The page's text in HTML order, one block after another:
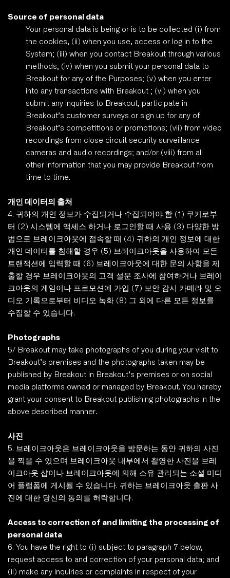
Source of personal data
Your personal data is being or is to be collected (i) from
the cookies, (ii) when you use, access or log in to the
System; (iii) when you contact Breakout through various
methods; (iv) when you submit your personal data to
Breakout for any of the Purposes; (v) when you enter
into any transactions with Breakout ; (vi) when you
submit any inquiries to Breakout, participate in
Breakout’s customer surveys or sign up for any of
Breakout’s competitions or promotions; (vii) from video
recordings from close circuit security surveillance
cameras and audio recordings; and/or (viii) from all
other information that you may provide Breakout from
time to time.
개인 데이터의 출처
4. 귀하의 개인 정보가 수집되거나 수집되어야 함 (1) 쿠키로부
터 (2) 시스템에 액세스 하거나 로그인할 때 사용 (3) 다양한 방
법으로 브레이크아웃에 접속할 때 (4) 귀하의 개인 정보에 대한
개인 데이터를 침해할 경우 (5) 브레이크아웃을 사용하여 모든
트랜잭션에 입력할 때 (6) 브레이크아웃에 대한 문의 사항을 제
출할 경우 브레이크아웃의 고객 설문 조사에 참여하거나 브레이
크아웃의 게임이나 프로모션에 가입 (7) 보안 감시 카메라 및 오
디오 기록으로부터 비디오 녹화 (8) 그 외에 다른 모든 정보를
수집할 수 있습니다.
Photographs
5/ Breakout may take photographs of you during your visit to
Breakout’s premises and the photographs taken may be
published by Breakout in Breakout’s premises or on social
media platforms owned or managed by Breakout. You hereby
grant your consent to Breakout publishing photographs in the
above described manner.
사진
5. 브레이크아웃은 브레이크아웃을 방문하는 동안 귀하의 사진
을 찍을 수 있으며 브레이크아웃 내부에서 촬영한 사진을 브레
이크아웃 샵이나 브레이크아웃에 의해 소유 관리되는 소셜 미디
어 플램폼에 게시될 수 있습니다. 귀하는 브레이크아웃 출판 사
진에 대한 당신의 동의를 허락합니다.
Access to correction of and limiting the processing of
personal data
6. You have the right to (i) subject to paragraph 7 below,
request access to and correction of your personal data; and
(ii) make any inquiries or complaints in respect of your